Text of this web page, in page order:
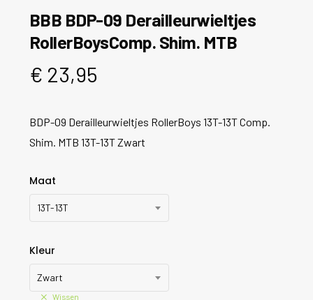
BBB BDP-09 Derailleurwieltjes
RollerBoysComp. Shim. MTB
€ 23,95
BDP-09 Derailleurwieltjes RollerBoys 13T-13T Comp.
Shim. MTB 13T-13T Zwart
Maat
13T-13T
Kleur
Zwart
Wissen